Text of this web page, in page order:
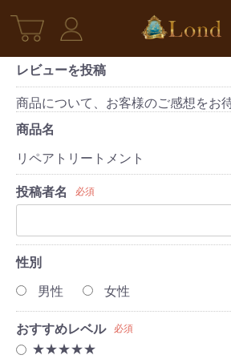
レビューを投稿
商品について、お客様のご感想をお
商品名
リペアトリートメント
投稿者名
必須
性別
男性
女性
おすすめレベル 必須
★★★★★